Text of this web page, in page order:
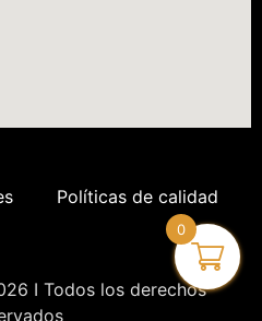
Políticas de calidad
I Todos los derechos
0